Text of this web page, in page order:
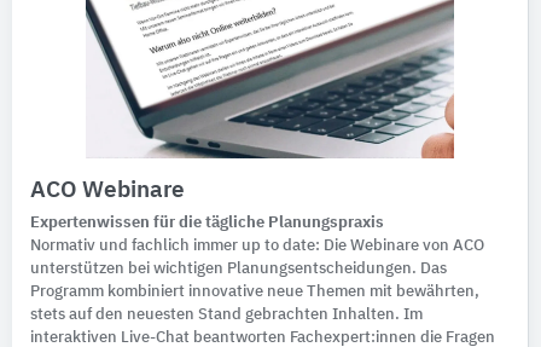
ACO Webinare
Expertenwissen für die tägliche Planungspraxis
Normativ und fachlich immer up to date: Die Webinare von ACO
unterstützen bei wichtigen Planungsentscheidungen. Das
Programm kombiniert innovative neue Themen mit bewährten,
stets auf den neuesten Stand gebrachten Inhalten. Im
interaktiven Live-Chat beantworten Fachexpert:innen die Fragen